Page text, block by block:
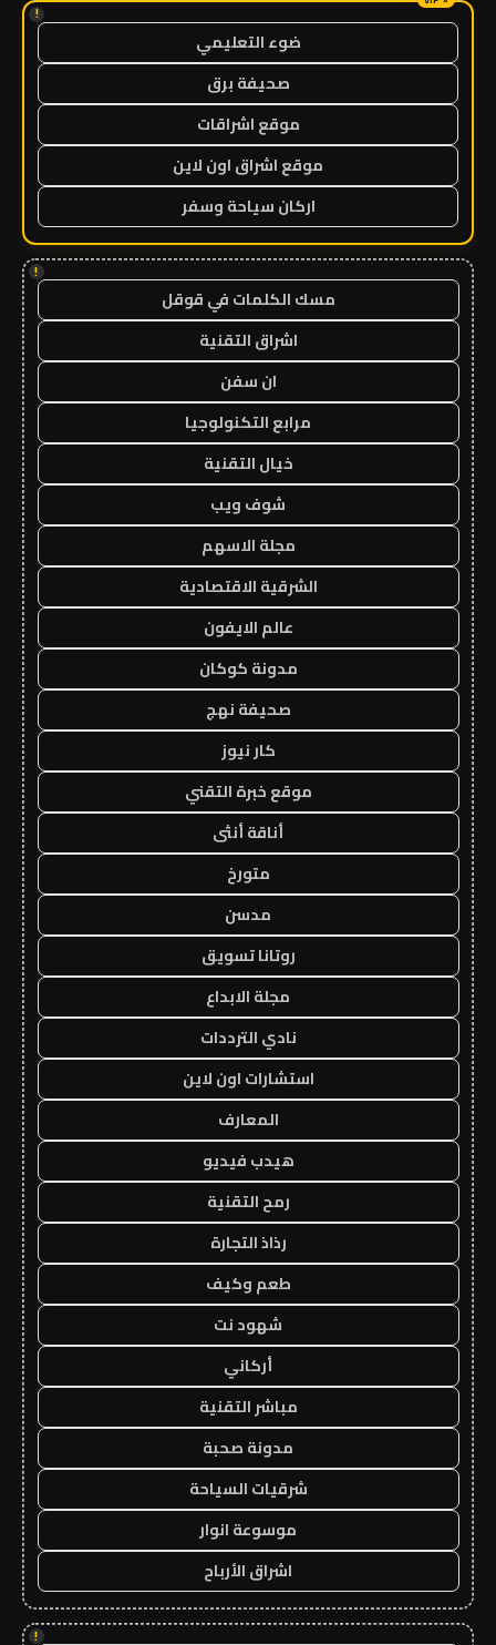
!
ضوء التعليمي
صحيفة برق
موقع اشراقات
موقع اشراق اون لاين
اركان سياحة وسفر
!
مسك الكلمات في قوقل
اشراق التقنية
ان سفن
مرابع التكنولوجيا
خيال التقنية
شوف ويب
مجلة الاسهم
الشرقية الاقتصادية
عالم الايفون
مدونة كوكان
صحيفة نهج
كار نيوز
موقع خبرة التقني
أناقة أنثى
متورخ
مدسن
روتانا تسويق
مجلة الابداع
نادي الترددات
استشارات اون لاين
المعارف
هيدب فيديو
رمح التقنية
رذاذ التجارة
طعم وكيف
شهود نت
أركاني
مباشر التقنية
مدونة صحبة
شرقيات السياحة
موسوعة انوار
اشراق الأرباح
!